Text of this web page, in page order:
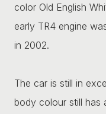
color Old English
early TR4 engine
in 2002.
The car is still in
body colour still has